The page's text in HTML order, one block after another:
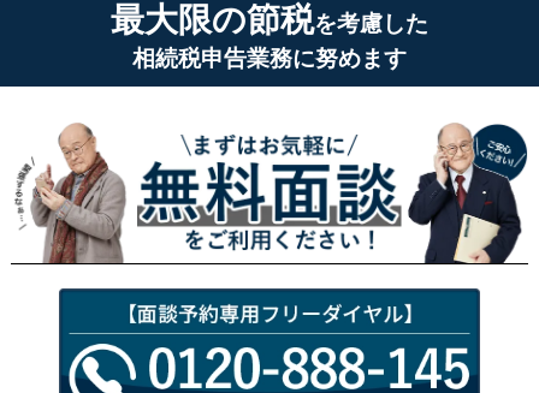
最大限の節税を考慮した
相続税申告業務に努めます